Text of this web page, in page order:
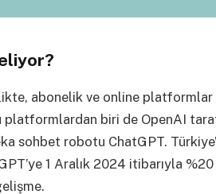
abonelik ve online platformlar
platformlardan biri de OpenAI
sohbet robotu ChatGPT.
1 Aralık 2024 itibarıyla